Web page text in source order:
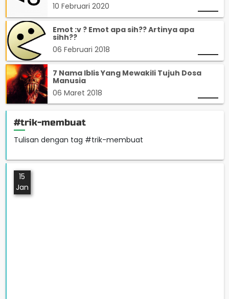
10 Februari 2020
Emot :v ? Emot apa sih?? Artinya apa
sihh??
06 Februari 2018
7 Nama Iblis Yang Mewakili Tujuh Dosa
Manusia
06 Maret 2018
#trik-membuat
Tulisan dengan tag #trik-membuat
15
Jan